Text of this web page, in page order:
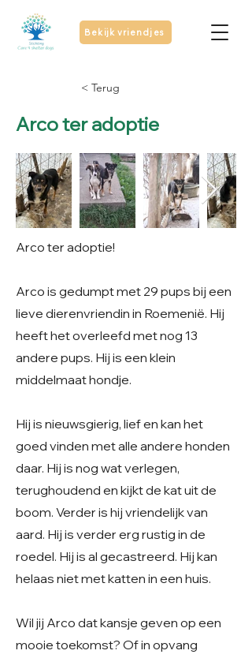
Bekijk vriendjes
< Terug
Arco ter adoptie
Arco ter adoptie!
Arco is gedumpt met 29 pups bij een
lieve dierenvriendin in Roemenië. Hij
heeft het overleefd met nog 13
andere pups. Hij is een klein
middelmaat hondje.
Hij is nieuwsgierig, lief en kan het
goed vinden met alle andere honden
daar. Hij is nog wat verlegen,
terughoudend en kijkt de kat uit de
boom. Verder is hij vriendelijk van
aard. Hij is verder erg rustig in de
roedel. Hij is al gecastreerd. Hij kan
helaas niet met katten in een huis.
Wil jij Arco dat kansje geven op een
mooie toekomst? Of in opvang